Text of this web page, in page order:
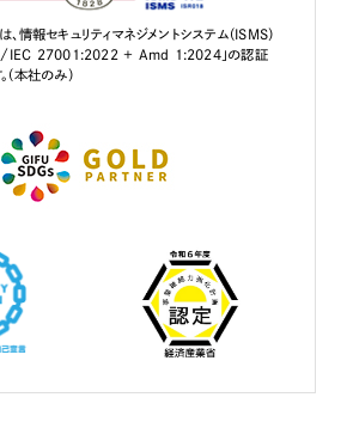
、情報セキュリティマネジメントシステム（ISMS）
IEC 27001:2022 + Amd 1:2024」の認証
（本社のみ）